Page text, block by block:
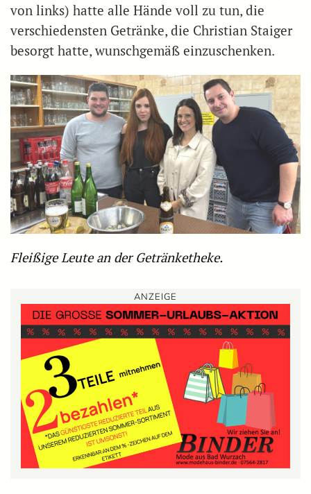
von links) hatte alle Hände voll zu tun, die
verschiedensten Getränke, die Christian Staiger
besorgt hatte, wunschgemäß einzuschenken.
Fleißige Leute an der Getränketheke.
ANZEIGE